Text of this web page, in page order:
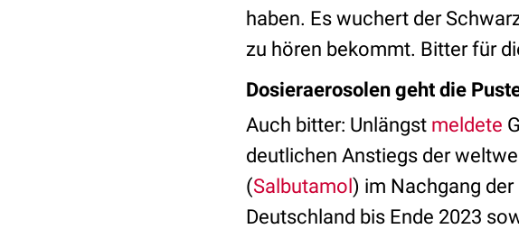
haben. Es wuchert der
zu hören bekommt. Bitter für
Dosieraerosolen geht die
Auch bitter: Unlängst meldete
deutlichen Anstiegs der
(Salbutamol) im Nachgang
Deutschland bis Ende 2023